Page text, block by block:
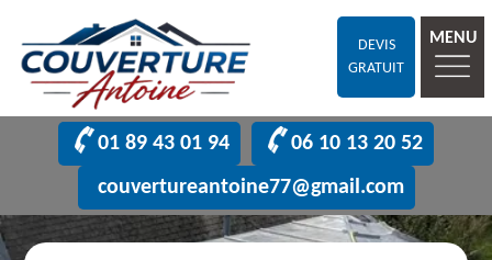
DEVIS
GRATUIT
MENU
01 89 43 01 94
06 10 13 20 52
couvertureantoine77@gmail.com